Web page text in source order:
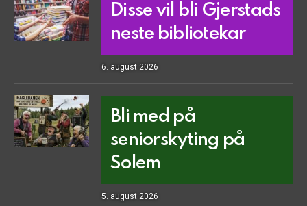
Disse vil bli Gjerstads
neste bibliotekar
6. august 2026
Bli med på
seniorskyting på
Solem
5. august 2026